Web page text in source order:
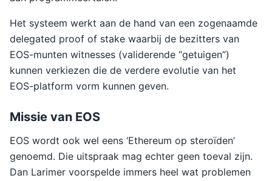
Het systeem werkt aan de hand van een zogenaamde
delegated proof of stake waarbij de bezitters van
EOS-munten witnesses (validerende “getuigen”)
kunnen verkiezen die de verdere evolutie van het
EOS-platform vorm kunnen geven.
Missie van EOS
EOS wordt ook wel eens ‘Ethereum op steroïden’
genoemd. Die uitspraak mag echter geen toeval zijn.
Dan Larimer voorspelde immers heel wat problemen